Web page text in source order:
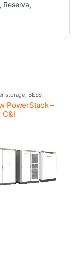
, Reserva,
storage BESS,
PowerStack –
C&I